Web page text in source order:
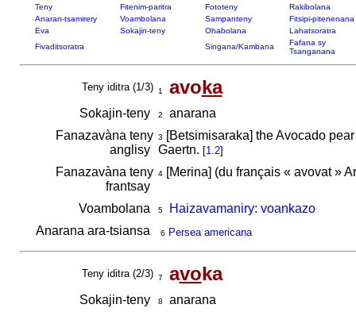
Teny Fitenim-paritra Fototeny
Rakibolana
Anaran-tsamirery
Voambolana Sampanteny
Fitsipi-pitenenana
Eva
Sokajin-teny Ohabolana
Lahatsoratra
Fivaditsoratra
Singana/Kambana
Fafana sy
Tsanganana
Teny iditra (1/3) 1 avoka
Sokajin-teny 2
anarana
Fanazavàna teny
anglisy
3
[Betsimisaraka] the Avocado
Gaertn. [1.2]
Fanazavàna teny
frantsay
4[Merina] (du français « avovat »
Voambolana 5
Haizavamaniry: voankazo
Anarana ara-tsiansa
6 Persea americana
Teny iditra (2/3) 7 avoka
Sokajin-teny 8
anarana